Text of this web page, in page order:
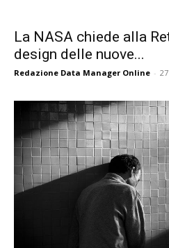
La NASA chiede alla
design delle nuove...
Redazione Data Manager Online -